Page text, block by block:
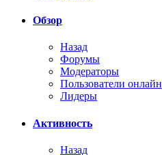
Обзор
Назад
Форумы
Модераторы
Пользователи онлайн
Лидеры
Активность
Назад